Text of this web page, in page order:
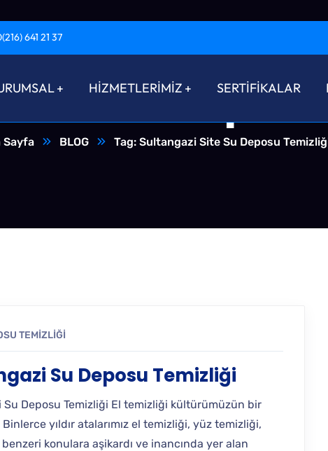
641 21 37
HİZMETLERİMİZ SERTİFİKALAR
Su
Sayfa BLOG Tag: Sultangazi Site Su Deposu
TEMIZLIĞI
Su Deposu Temizliği
Su Deposu Temizliği El temizliği kültürümüzün bir
Binlerce yıldır atalarımız el temizliği, yüz temizliği,
konulara aşikardı ve inancında yer alan